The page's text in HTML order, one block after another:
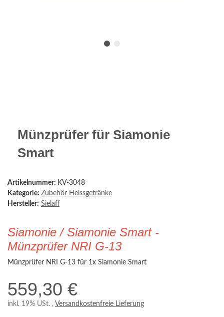
Münzprüfer für Siamonie
Smart
Artikelnummer: KV-3048
Kategorie: Zubehör Heissgetränke
Hersteller: Sielaff
Siamonie / Siamonie Smart -
Münzprüfer NRI G-13
Münzprüfer NRI G-13 für 1x Siamonie Smart
559,30 €
inkl. 19% USt. , Versandkostenfreie Lieferung